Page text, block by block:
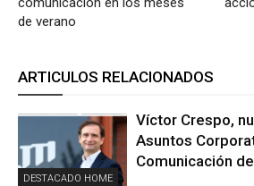
de verano
ARTICULOS RELACIONADOS
DESTACADO HOME
Víctor Crespo,
Asuntos
Comunicación